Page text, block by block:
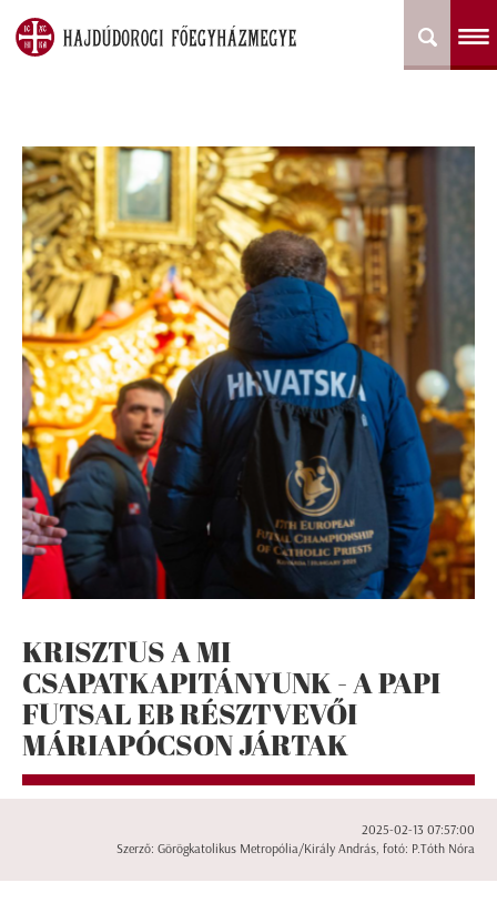
KRISZTUS A MI
CSAPATKAPITÁNYUNK - A PAPI
FUTSAL EB RÉSZTVEVŐI
MÁRIAPÓCSON JÁRTAK
2025-02-13 07:57:00
Szerző: Görögkatolikus Metropólia/Király András, fotó: P.Tóth Nóra